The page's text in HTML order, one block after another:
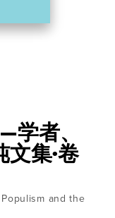
者、
集·卷
and the